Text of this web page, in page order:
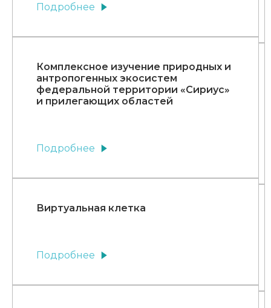
Подробнее
Комплексное изучение природных и
антропогенных экосистем
федеральной территории «Сириус»
и прилегающих областей
Подробнее
Виртуальная клетка
Подробнее